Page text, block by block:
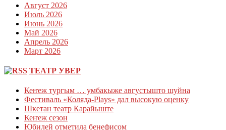
Август 2026
Июль 2026
Июнь 2026
Май 2026
Апрель 2026
Март 2026
ТЕАТР УВЕР
Кеҥеж тургым … умбакыже августышто шуйна
Фестиваль «Коляда-Plays» дал высокую оценку
Шкетан театр Карайыште
Кеҥеж сезон
Юбилей отметила бенефисом